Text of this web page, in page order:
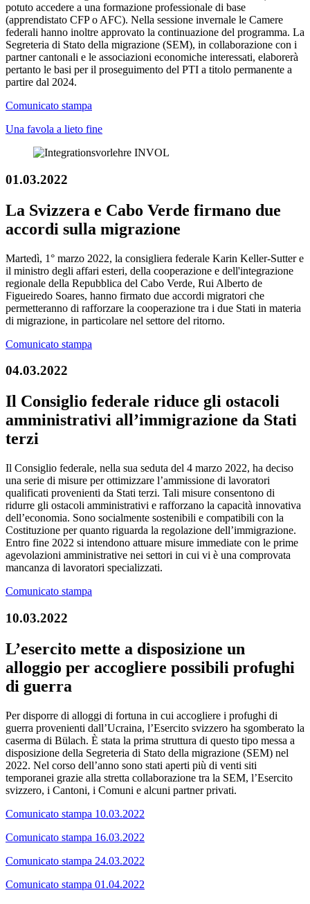
potuto accedere a una formazione professionale di base
(apprendistato CFP o AFC). Nella sessione invernale le Camere
federali hanno inoltre approvato la continuazione del programma. La
Segreteria di Stato della migrazione (SEM), in collaborazione con i
partner cantonali e le associazioni economiche interessati, elaborerà
pertanto le basi per il proseguimento del PTI a titolo permanente a
partire dal 2024.
Comunicato stampa
Una favola a lieto fine
01.03.2022
La Svizzera e Cabo Verde firmano due
accordi sulla migrazione
Martedì, 1° marzo 2022, la consigliera federale Karin Keller-Sutter e
il ministro degli affari esteri, della cooperazione e dell'integrazione
regionale della Repubblica del Cabo Verde, Rui Alberto de
Figueiredo Soares, hanno firmato due accordi migratori che
permetteranno di rafforzare la cooperazione tra i due Stati in materia
di migrazione, in particolare nel settore del ritorno.
Comunicato stampa
04.03.2022
Il Consiglio federale riduce gli ostacoli
amministrativi all’immigrazione da Stati
terzi
Il Consiglio federale, nella sua seduta del 4 marzo 2022, ha deciso
una serie di misure per ottimizzare l’ammissione di lavoratori
qualificati provenienti da Stati terzi. Tali misure consentono di
ridurre gli ostacoli amministrativi e rafforzano la capacità innovativa
dell’economia. Sono socialmente sostenibili e compatibili con la
Costituzione per quanto riguarda la regolazione dell’immigrazione.
Entro fine 2022 si intendono attuare misure immediate con le prime
agevolazioni amministrative nei settori in cui vi è una comprovata
mancanza di lavoratori specializzati.
Comunicato stampa
10.03.2022
L’esercito mette a disposizione un
alloggio per accogliere possibili profughi
di guerra
Per disporre di alloggi di fortuna in cui accogliere i profughi di
guerra provenienti dall’Ucraina, l’Esercito svizzero ha sgomberato la
caserma di Bülach. È stata la prima struttura di questo tipo messa a
disposizione della Segreteria di Stato della migrazione (SEM) nel
2022. Nel corso dell’anno sono stati aperti più di venti siti
temporanei grazie alla stretta collaborazione tra la SEM, l’Esercito
svizzero, i Cantoni, i Comuni e alcuni partner privati.
Comunicato stampa 10.03.2022
Comunicato stampa 16.03.2022
Comunicato stampa 24.03.2022
Comunicato stampa 01.04.2022